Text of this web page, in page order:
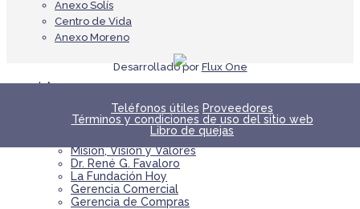
Anexo Solís
Centro de Vida
Anexo Moreno
Teléfonos útiles Proveedores
Términos y condiciones de uso del sitio web
Libro de quejas
Desarrollado por Flux One
LA
Autoridades
Historia
Declaración de principios
Misión, Visión y Valores
Dr. René G. Favaloro
La Fundación Hoy
Gerencia Comercial
Gerencia de Compras